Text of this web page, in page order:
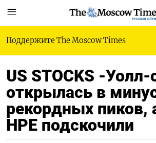
РУССКАЯ
Поддержите The Moscow Times
US STOCKS -Уолл-
открылась в
рекордных пиков,
HPE подскочили